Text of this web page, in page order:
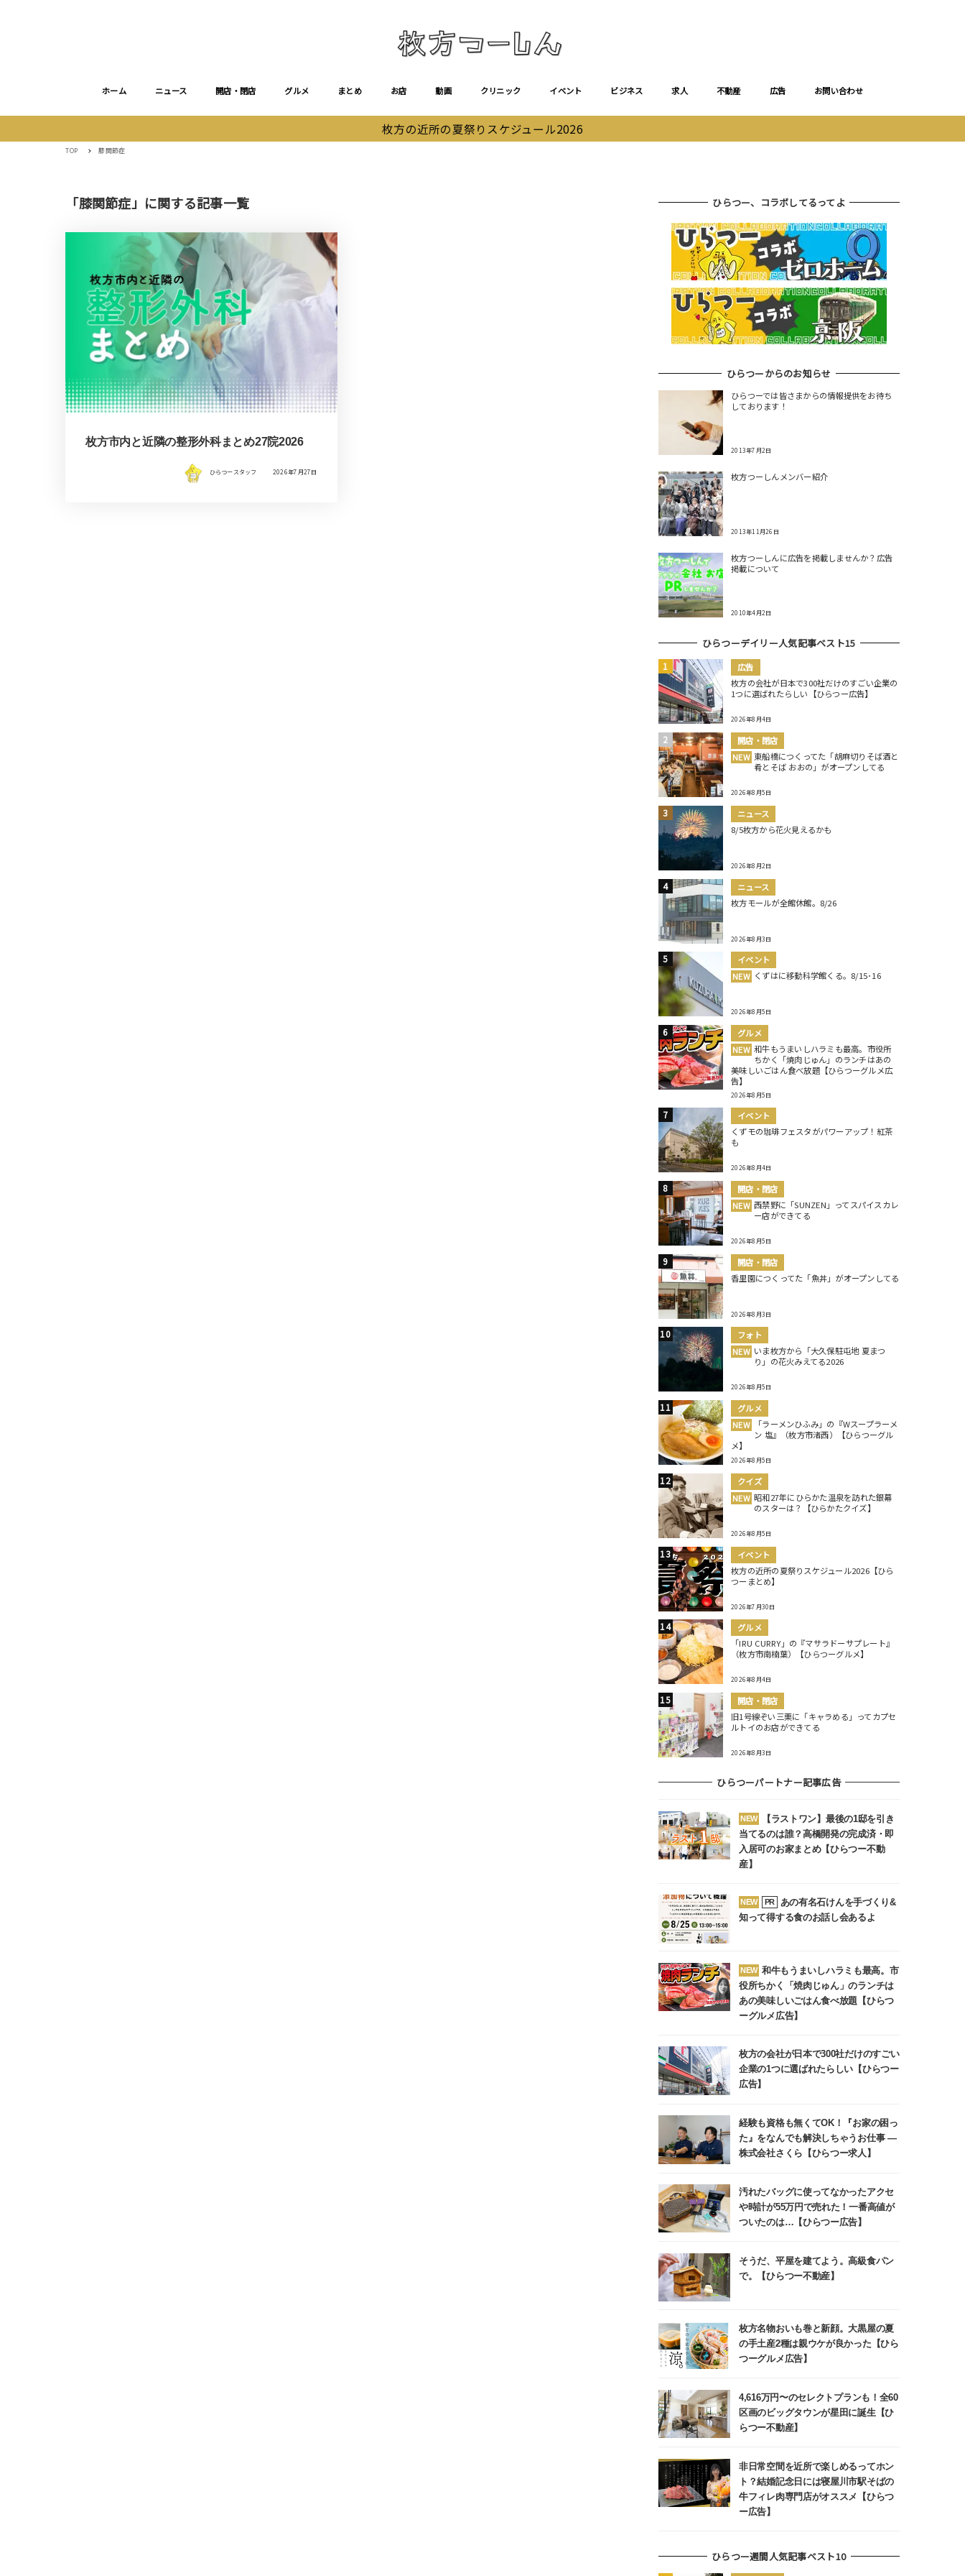
ホーム ニュース 開店・閉店 グルメ まとめ お店 動画 クリニック イベント ビジネス 求人 不動産 広告 お問い合わせ
枚方の近所の夏祭りスケジュール2026
TOP 膝関節症
「膝関節症」に関する記事一覧
枚方市内と近隣の整形外科まとめ27院2026
ひらつースタッフ 2026年7月27日
ひらつー、コラボしてるってよ
ひらつーからのお知らせ
ひらつーでは皆さまからの情報提供をお待ち
しております！
2013年7月2日
枚方つーしんメンバー紹介
2013年11月26日
枚方つーしんに広告を掲載しませんか？広告
掲載について
2010年4月2日
ひらつーデイリー人気記事ベスト15
広告
枚方の会社が日本で300社だけのすごい企業の
1つに選ばれたらしい【ひらつー広告】
2026年8月4日
開店・閉店
NEW 東船橋につくってた「胡麻切りそば酒と
肴とそば おおの」がオープンしてる
2026年8月5日
ニュース
8/5枚方から花火見えるかも
2026年8月2日
ニュース
枚方モールが全館休館。8/26
2026年8月3日
イベント
NEW くずはに移動科学館くる。8/15･16
2026年8月5日
グルメ
NEW 和牛もうまいしハラミも最高。市役所
ちかく「焼肉じゅん」のランチはあの
美味しいごはん食べ放題【ひらつーグルメ広
告】
2026年8月5日
イベント
くずモの珈琲フェスタがパワーアップ！紅茶
も
2026年8月4日
開店・閉店
NEW 西禁野に「SUNZEN」ってスパイスカレ
ー店ができてる
2026年8月5日
開店・閉店
香里園につくってた「魚丼」がオープンしてる
2026年8月3日
フォト
NEW いま枚方から「大久保駐屯地 夏まつ
り」の花火みえてる2026
2026年8月5日
グルメ
NEW
「ラーメンひふみ」の『Wスープラーメ
ン 塩』（枚方市渚西）【ひらつーグル
メ】
2026年8月5日
クイズ
NEW 昭和27年にひらかた温泉を訪れた銀幕
のスターは？【ひらかたクイズ】
2026年8月5日
イベント
枚方の近所の夏祭りスケジュール2026【ひら
つーまとめ】
2026年7月30日
グルメ
「IRU CURRY」の『マサラドーサプレート』
（枚方市南楠葉）【ひらつーグルメ】
2026年8月4日
開店・閉店
旧1号線ぞい三栗に「キャラめる」ってカプセ
ルトイのお店ができてる
2026年8月3日
ひらつーパートナー記事広告
NEW
【ラストワン】最後の1邸を引き
当てるのは誰？高橋開発の完成済・即
入居可のお家まとめ【ひらつー不動
産】
NEW PR
あの有名石けんを手づくり&
知って得する食のお話し会あるよ
NEW 和牛もうまいしハラミも最高。市
役所ちかく「焼肉じゅん」のランチは
あの美味しいごはん食べ放題【ひらつ
ーグルメ広告】
枚方の会社が日本で300社だけのすごい
企業の1つに選ばれたらしい【ひらつー
広告】
経験も資格も無くてOK！『お家の困っ
た』をなんでも解決しちゃうお仕事 ―
株式会社さくら【ひらつー求人】
汚れたバッグに使ってなかったアクセ
や時計が55万円で売れた！一番高値が
ついたのは…【ひらつー広告】
そうだ、平屋を建てよう。高級食パン
で。【ひらつー不動産】
枚方名物おいも巻と新顔。大黒屋の夏
の手土産2種は親ウケが良かった【ひら
つーグルメ広告】
4,616万円〜のセレクトプランも！全60
区画のビッグタウンが星田に誕生【ひ
らつー不動産】
非日常空間を近所で楽しめるってホン
ト？結婚記念日には寝屋川市駅そばの
牛フィレ肉専門店がオススメ【ひらつ
ー広告】
ひらつー週間人気記事ベスト10